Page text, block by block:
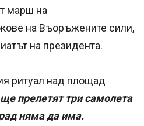
марш на
на Въоръжените сили,
на президента.
ритуал над площад
ще прелетят три самолета
няма да има.